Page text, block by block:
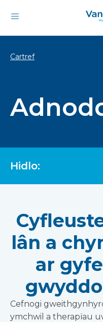
Cartref
Hidlo:
lân a
ar
Cefnogi
ymchwil a therapïau